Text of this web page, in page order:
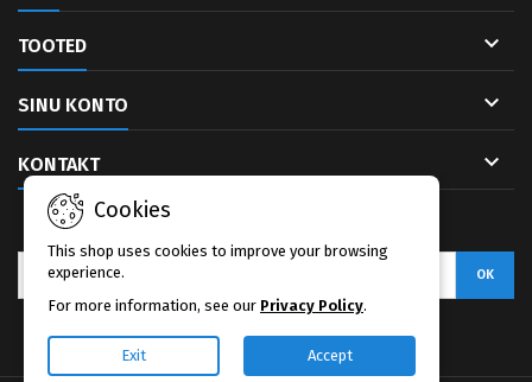
TOOTED 
SINU KONTO 
KONTAKT 
Cookies
This shop uses cookies to improve your browsing
experience.
For more information, see our Privacy Policy.
Exit Accept
Facebook